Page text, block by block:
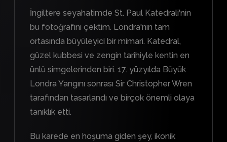
İngiltere seyahatimde St. Paul Katedrali'nin
bu fotoğrafını çektim. Londra'nın tam
ortasında büyüleyici bir mimari. Katedral,
güzel kubbesi ve zengin tarihiyle kentin en
ünlü simgelerinden biri. 17. yüzyılda Büyük
Londra Yangını sonrası Sir Christopher Wren
tarafından tasarlandı ve birçok önemli olaya
tanıklık etti.
Bu karede en hoşuma giden şey, ikonik